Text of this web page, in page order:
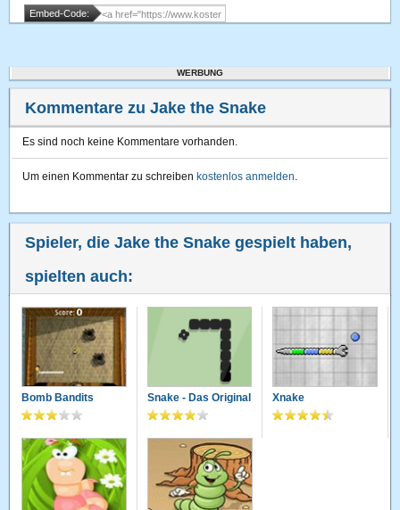
Embed-Code:
WERBUNG
Kommentare zu Jake the Snake
Es sind noch keine Kommentare vorhanden.
Um einen Kommentar zu schreiben kostenlos anmelden.
Spieler, die Jake the Snake gespielt haben,
spielten auch:
Bomb Bandits Snake - Das Original Xnake